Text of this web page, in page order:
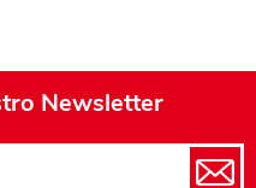
Newsletter